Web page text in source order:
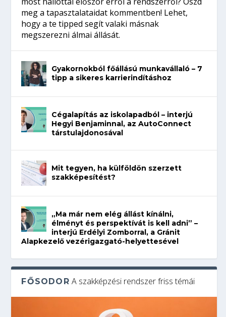
meg a tapasztalataidat kommentben! Lehet,
hogy a te tipped segít valaki másnak
megszerezni álmai állását.
Gyakornokból főállású munkavállaló – 7
tipp a sikeres karrierindításhoz
Cégalapítás az iskolapadból – interjú
Hegyi Benjaminnal, az AutoConnect
társtulajdonosával
Mit tegyen, ha külföldön szerzett
szakképesítést?
„Ma már nem elég állást kínálni,
élményt és perspektívát is kell adni” –
interjú Erdélyi Zomborral, a Gránit
Alapkezelő vezérigazgató-helyettesével
FŐSODOR A szakképzési rendszer friss témái